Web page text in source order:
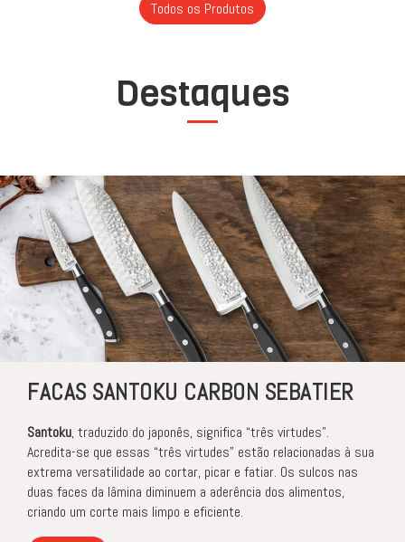
Todos os Produtos
Destaques
FACAS SANTOKU CARBON SEBATIER
Santoku, traduzido do japonês, significa “três virtudes”.
Acredita-se que essas “três virtudes” estão relacionadas à sua
extrema versatilidade ao cortar, picar e fatiar. Os sulcos nas
duas faces da lâmina diminuem a aderência dos alimentos,
criando um corte mais limpo e eficiente.